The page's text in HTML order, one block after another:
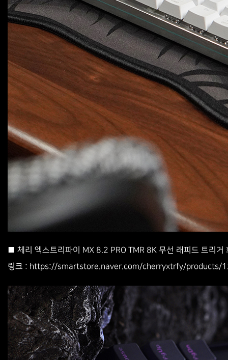
■ 체리 엑스트리파이 MX 8.2 PRO TMR 8K 무선 래피드 트리거
링크 : https://smartstore.naver.com/cherryxtrfy/products/